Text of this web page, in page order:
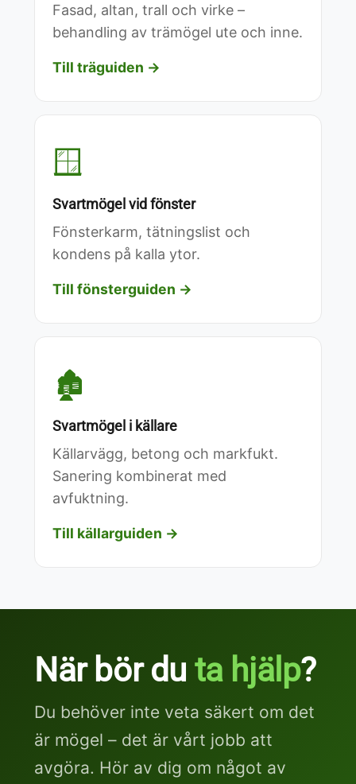
Fasad, altan, trall och virke –
behandling av trämögel ute och inne.
Till träguiden →
🪟
Svartmögel vid fönster
Fönsterkarm, tätningslist och
kondens på kalla ytor.
Till fönsterguiden →
🏚️
Svartmögel i källare
Källarvägg, betong och markfukt.
Sanering kombinerat med
avfuktning.
Till källarguiden →
När bör du ta hjälp?
Du behöver inte veta säkert om det
är mögel – det är vårt jobb att
avgöra. Hör av dig om något av